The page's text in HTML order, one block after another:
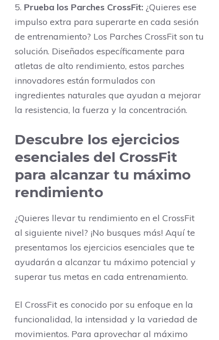
5. Prueba los Parches CrossFit: ¿Quieres ese
impulso extra para superarte en cada sesión
de entrenamiento? Los Parches CrossFit son tu
solución. Diseñados específicamente para
atletas de alto rendimiento, estos parches
innovadores están formulados con
ingredientes naturales que ayudan a mejorar
la resistencia, la fuerza y la concentración.
Descubre los ejercicios
esenciales del CrossFit
para alcanzar tu máximo
rendimiento
¿Quieres llevar tu rendimiento en el CrossFit
al siguiente nivel? ¡No busques más! Aquí te
presentamos los ejercicios esenciales que te
ayudarán a alcanzar tu máximo potencial y
superar tus metas en cada entrenamiento.
El CrossFit es conocido por su enfoque en la
funcionalidad, la intensidad y la variedad de
movimientos. Para aprovechar al máximo